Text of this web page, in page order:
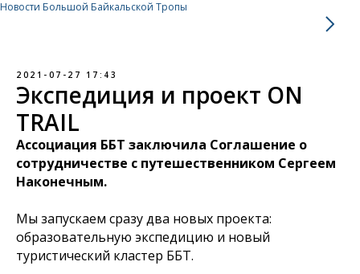
Новости Большой Байкальской Тропы
2021-07-27 17:43
Экспедиция и проект ON
TRAIL
Ассоциация ББТ заключила Соглашение о
сотрудничестве с путешественником Сергеем
Наконечным.
Мы запускаем сразу два новых проекта:
образовательную экспедицию и новый
туристический кластер ББТ.